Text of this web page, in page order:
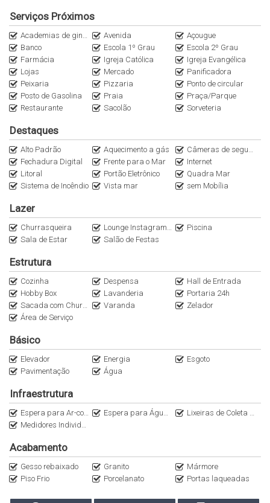
_área de serviço;
_sala de jantar e estar;
_terraço com churrasqueira a carvão;
_banheiro social;
_lavabo social;
_despensa;
_02 vagas de garagem;
O Apartamento possui 194,33m² de área privativa total (apto. +
terraço).
O empreendimento oferece ainda:
_hidrômetros individuais (água e gás);
_gás central;
_área social;
_hall de entrada mobiliado;
_salão de festas mobiliado;
_piscina;
_sensor de presença nas áreas comuns;
Imóvel ideal para quem procura morar com tranquilidade,
especial próximo da Praia. Também é possível fazer do imóvel
uma boa fonte de renda com locação de temporada.
Agende sua visita e venha conhecer esta linda Cobertura
pessoalmente.
Serviços Próximos
Academias de ginástica Avenida
Açougue
Banco
Escola 1º Grau
Escola 2º Grau
Farmácia
Igreja Católica
Igreja Evangélica
Lojas
Mercado
Panificadora
Peixaria
Pizzaria
Ponto de circular
Posto de Gasolina
Praia
Praça/Parque
Restaurante
Sacolão Sorveteria
Destaques
Alto Padrão Aquecimento a gás
Câmeras de segurança
Fechadura Digital
Frente para o Mar
Internet
Litoral
Portão Eletrônico
Quadra Mar
Sistema de Incêndio
Vista mar sem Mobília
Lazer
Churrasqueira Lounge Instagramável
Piscina
Sala de Estar
Salão de Festas
Estrutura
Cozinha Despensa
Hall de Entrada
Hobby Box
Lavanderia
Portaria 24h
Sacada com Churrasqueira a Carvão
Varanda
Zelador
Área de Serviço
Básico
Elevador Energia
Esgoto
Pavimentação
Água
Infraestrutura
Espera para Ar-condicionado Split Espera para Água Quente
Lixeiras de Coleta Seletiva
Medidores Individuais
Acabamento
Gesso rebaixado Granito
Mármore
Piso Frio
Porcelanato Portas laqueadas